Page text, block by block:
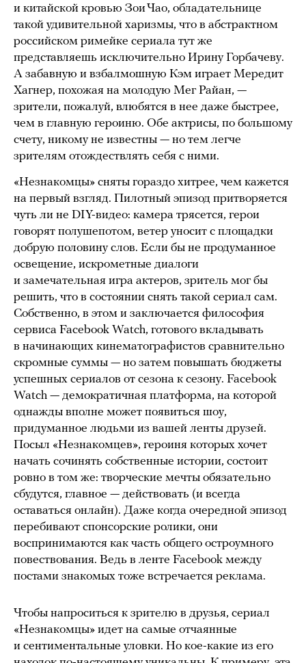
и китайской кровью Зои Чао, обладательнице
такой удивительной харизмы, что в абстрактном
российском римейке сериала тут же
представляешь исключительно Ирину Горбачеву.
А забавную и взбалмошную Кэм играет Мередит
Хагнер, похожая на молодую Мег Райан, —
зрители, пожалуй, влюбятся в нее даже быстрее,
чем в главную героиню. Обе актрисы, по большому
счету, никому не известны — но тем легче
зрителям отождествлять себя с ними.
«Незнакомцы» сняты гораздо хитрее, чем кажется
на первый взгляд. Пилотный эпизод притворяется
чуть ли не DIY-видео: камера трясется, герои
говорят полушепотом, ветер уносит с площадки
добрую половину слов. Если бы не продуманное
освещение, искрометные диалоги
и замечательная игра актеров, зритель мог бы
решить, что в состоянии снять такой сериал сам.
Собственно, в этом и заключается философия
сервиса Facebook Watch, готового вкладывать
в начинающих кинематографистов сравнительно
скромные суммы — но затем повышать бюджеты
успешных сериалов от сезона к сезону. Facebook
Watch — демократичная платформа, на которой
однажды вполне может появиться шоу,
придуманное людьми из вашей ленты друзей.
Посыл «Незнакомцев», героиня которых хочет
начать сочинять собственные истории, состоит
ровно в том же: творческие мечты обязательно
сбудутся, главное — действовать (и всегда
оставаться онлайн). Даже когда очередной эпизод
перебивают спонсорские ролики, они
воспринимаются как часть общего остроумного
повествования. Ведь в ленте Facebook между
постами знакомых тоже встречается реклама.
Чтобы напроситься к зрителю в друзья, сериал
«Незнакомцы» идет на самые отчаянные
и сентиментальные уловки. Но кое-какие из его